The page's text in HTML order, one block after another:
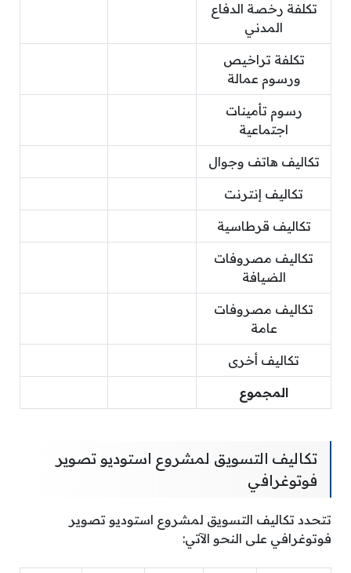
تكلفة رخصة الدفاع
المدني
تكلفة تراخيص
ورسوم عمالة
رسوم تأمينات
اجتماعية
تكاليف هاتف وجوال
تكاليف إنترنت
تكاليف قرطاسية
تكاليف مصروفات
الضيافة
تكاليف مصروفات
عامة
تكاليف أخرى
المجموع
تكاليف التسويق لمشروع استوديو تصوير
فوتوغرافي
تتحدد تكاليف التسويق لمشروع استوديو تصوير
فوتوغرافي على النحو الآتي: